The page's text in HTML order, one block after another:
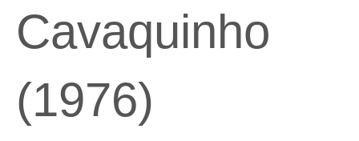
Cavaquinho
(1976)